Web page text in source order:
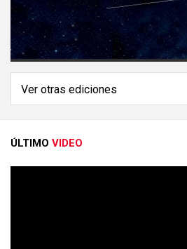
ÚLTIMO VIDEO